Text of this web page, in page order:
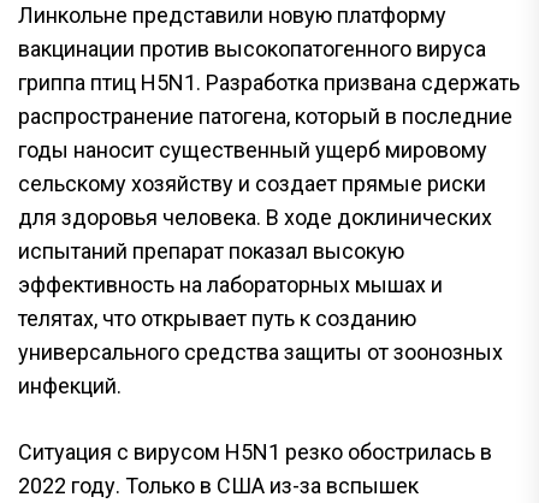
Линкольне представили новую платформу
вакцинации против высокопатогенного вируса
гриппа птиц H5N1. Разработка призвана сдержать
распространение патогена, который в последние
годы наносит существенный ущерб мировому
сельскому хозяйству и создает прямые риски
для здоровья человека. В ходе доклинических
испытаний препарат показал высокую
эффективность на лабораторных мышах и
телятах, что открывает путь к созданию
универсального средства защиты от зоонозных
инфекций.
Ситуация с вирусом H5N1 резко обострилась в
2022 году. Только в США из-за вспышек